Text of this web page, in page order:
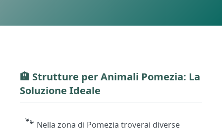
🏨 Strutture per Animali Pomezia: La
Soluzione Ideale
🐾 Nella zona di Pomezia troverai diverse